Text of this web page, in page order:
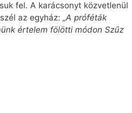
fel. A karácsonyt közvetlenül
az egyház: „A próféták
értelem fölötti módon Szűz